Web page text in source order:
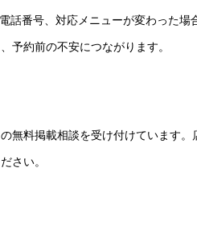
話番号、対応メニューが変わった場
予約前の不安につながります。
無料掲載相談を受け付けています
さい。